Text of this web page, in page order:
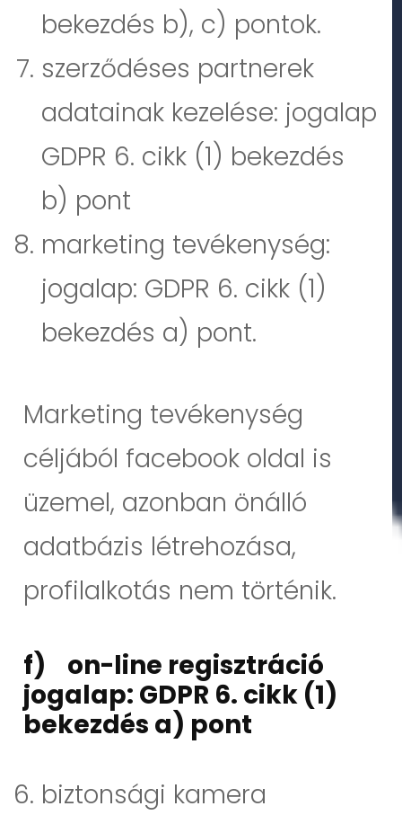
bekezdés b), c) pontok.
szerződéses partnerek
adatainak kezelése: jogalap
GDPR 6. cikk (1) bekezdés
b) pont
marketing tevékenység:
jogalap: GDPR 6. cikk (1)
bekezdés a) pont.
Marketing tevékenység
céljából facebook oldal is
üzemel, azonban önálló
adatbázis létrehozása,
profilalkotás nem történik.
f) on-line regisztráció
jogalap: GDPR 6. cikk (1)
bekezdés a) pont
biztonsági kamera